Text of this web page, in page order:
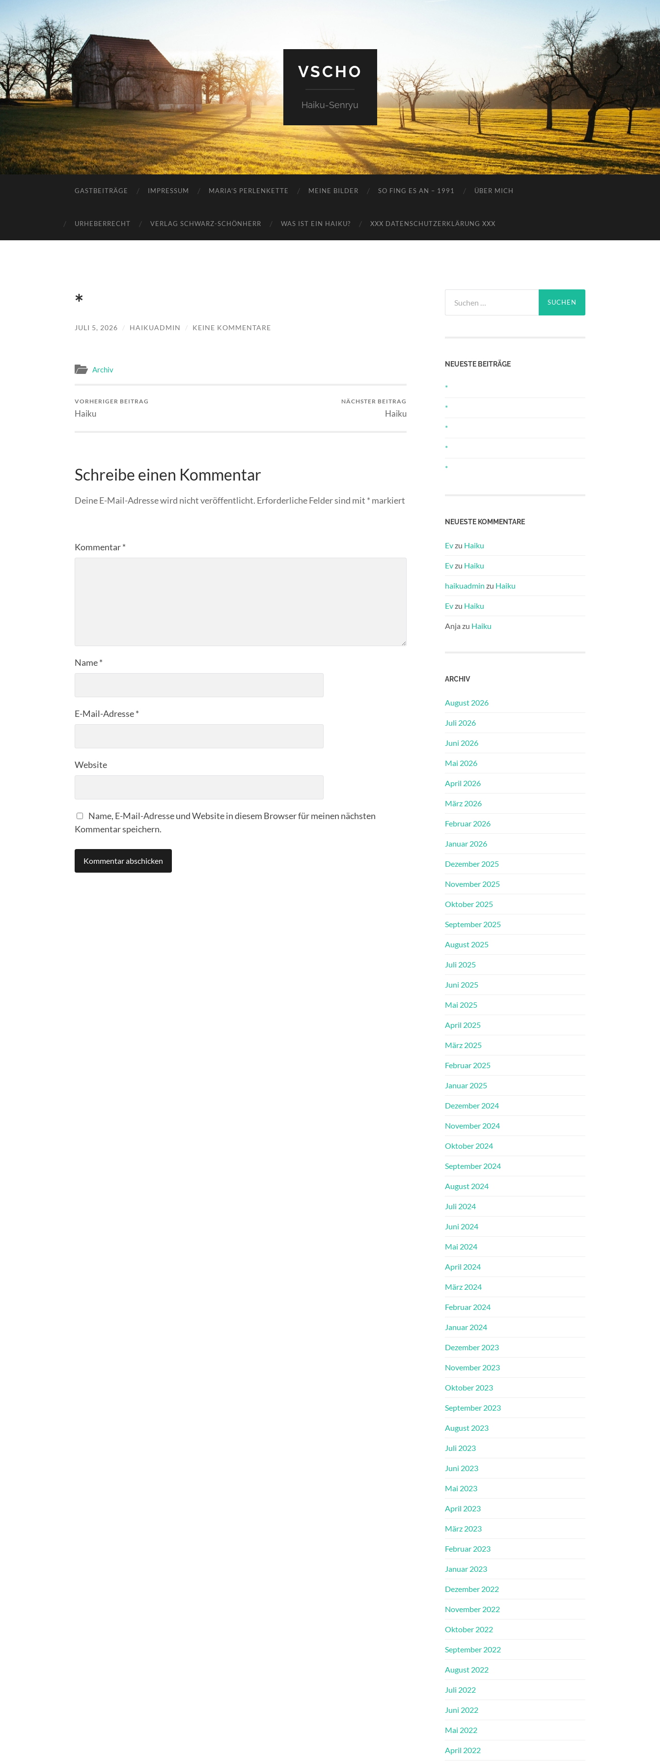
VSCHO
Haiku-Senryu
GASTBEITRÄGE IMPRESSUM MARIA’S PERLENKETTE MEINE BILDER SO FING ES AN – 1991 ÜBER MICH
URHEBERRECHT VERLAG SCHWARZ-SCHÖNHERR WAS IST EIN HAIKU? XXX DATENSCHUTZERKLÄRUNG XXX
*
JULI 5, 2026 / HAIKUADMIN / KEINE KOMMENTARE
Archiv
VORHERIGER BEITRAG
Haiku
NÄCHSTER BEITRAG
Haiku
Schreibe einen Kommentar
Deine E-Mail-Adresse wird nicht veröffentlicht. Erforderliche Felder sind mit * markiert
Kommentar*
Name*
E-Mail-Adresse*
Website
Name, E-Mail-Adresse und Website in diesem Browser für meinen nächsten
Kommentar speichern.
nach:
NEUESTE BEITRÄGE
*
*
*
*
*
NEUESTE KOMMENTARE
Evzu Haiku
Evzu Haiku
haikuadmin zu Haiku
Evzu Haiku
Anja zu Haiku
ARCHIV
August 2026
Juli 2026
Juni 2026
Mai 2026
April 2026
März 2026
Februar 2026
Januar 2026
Dezember 2025
November 2025
Oktober 2025
September 2025
August 2025
Juli 2025
Juni 2025
Mai 2025
April 2025
März 2025
Februar 2025
Januar 2025
Dezember 2024
November 2024
Oktober 2024
September 2024
August 2024
Juli 2024
Juni 2024
Mai 2024
April 2024
März 2024
Februar 2024
Januar 2024
Dezember 2023
November 2023
Oktober 2023
September 2023
August 2023
Juli 2023
Juni 2023
Mai 2023
April 2023
März 2023
Februar 2023
Januar 2023
Dezember 2022
November 2022
Oktober 2022
September 2022
August 2022
Juli 2022
Juni 2022
Mai 2022
April 2022